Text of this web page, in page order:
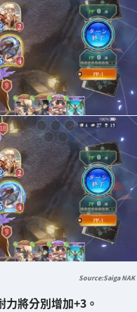
Saiga NAK
力將分別增加+3 。